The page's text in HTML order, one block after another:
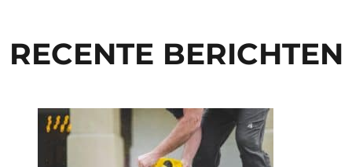
RECENTE BERICHTEN